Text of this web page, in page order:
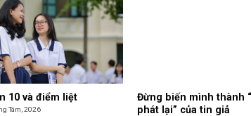
10 và điểm liệt
Tám, 2026
Đừng biến mình thành
phát lại” của tin giả